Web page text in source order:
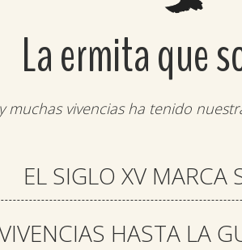
La ermita que
muchas vivencias ha tenido
EL SIGLO XV MARCA
HASTA LA